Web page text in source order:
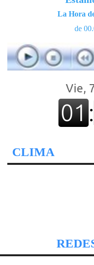
La Hora
de
CLIMA